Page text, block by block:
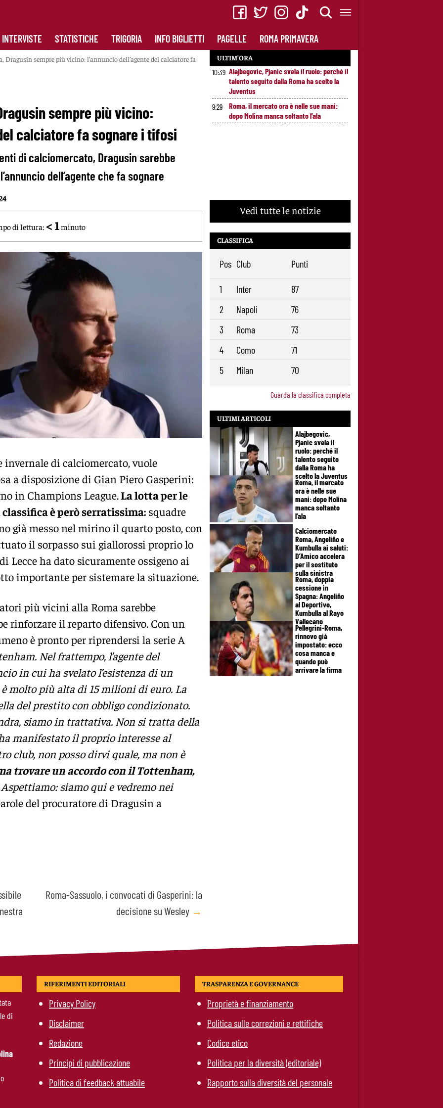
INTERVISTE STATISTICHE TRIGORIA INFO BIGLIETTI PAGELLE ROMA PRIMAVERA
Dragusin sempre più vicino: l’annuncio dell’agente del calciatore fa
sempre più vicino:
calciatore fa sognare i tifosi
di calciomercato, Dragusin sarebbe
dell’agente che fa sognare
di lettura: < 1 minuto
invernale di calciomercato, vuole
a disposizione di Gian Piero Gasperini:
in Champions League.La lotta per le
è però serratissima: squadre
già messo nel mirino il quarto posto, con
il sorpasso sui giallorossi proprio lo
Lecce ha dato sicuramente ossigeno ai
importante per sistemare la situazione.
più vicini alla Roma sarebbe
rinforzare il reparto difensivo. Con un
è pronto per riprendersi la serie A
Nel frattempo, l’agente del
in cui ha svelato l’esistenza di un
molto più alta di 15 milioni di euro. La
del prestito con obbligo condizionato.
siamo in trattativa. Non si tratta della
manifestato il proprio interesse al
club, non posso dirvi quale, ma non è
trovare un accordo con il Tottenham,
siamo qui e vedremo nei
del procuratore di Dragusin a
Roma-Sassuolo, i convocati di Gasperini: la
decisione su Wesley →
ULTIM’ORA
10:39 Alajbegovic, Pjanic svela il ruolo: perché il
talento seguito dalla Roma ha scelto la
Juventus
9:29
Roma, il mercato ora è nelle sue mani:
dopo Molina manca soltanto l’ala
Vedi tutte le notizie
CLASSIFICA
Pos Club Punti
1 Inter
87
2
Napoli
76
3
Roma
73
4
Como
71
5
Milan 70
Guarda la classifica completa
ULTIMI ARTICOLI
Alajbegovic,
Pjanic svela il
ruolo: perché il
talento seguito
dalla Roma ha
scelto la Juventus
Roma, il mercato
ora è nelle sue
mani: dopo Molina
manca soltanto
l’ala
Calciomercato
Roma, Angeliño e
Kumbulla ai saluti:
D’Amico accelera
per il sostituto
sulla sinistra
Roma, doppia
cessione in
Spagna: Angeliño
al Deportivo,
Kumbulla al Rayo
Vallecano
Pellegrini-Roma,
rinnovo già
impostato: ecco
cosa manca e
quando può
arrivare la firma
di
RIFERIMENTI EDITORIALI
Privacy Policy
Disclaimer
Redazione
Principi di pubblicazione
Politica di feedback attuabile
TRASPARENZA E GOVERNANCE
Proprietà e finanziamento
Politica sulle correzioni e rettifiche
Codice etico
Politica per la diversità (editoriale)
Rapporto sulla diversità del personale